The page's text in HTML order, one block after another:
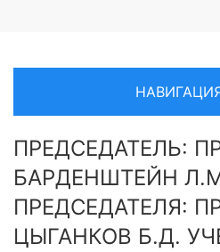
ПРЕДСЕДАТЕЛЬ:
БАРДЕНШТЕЙН
ПРЕДСЕДАТЕЛЯ:
ЦЫГАНКОВ Б.Д.